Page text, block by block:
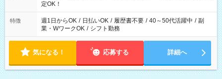
定OK！
特徴 週1日からOK / 日払いOK / 履歴書不要 / 40～50代活躍中 / 副
業・WワークOK / シフト勤務
気になる！ 応募する 詳細へ